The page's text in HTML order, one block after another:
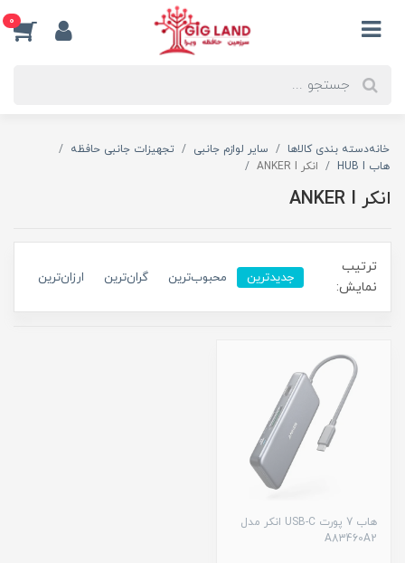
0
خانهدسته بندی کالاها سایر لوازم جانبی
تجهیزات جانبی حافظه
هاب HUB I
انکر ANKER I
انکر ANKER I
ترتیب
نمایش:
جدیدترین محبوب‌ترین گران‌ترین ارزان‌ترین
هاب 7 پورت USB-C انکر مدل
A83460A2